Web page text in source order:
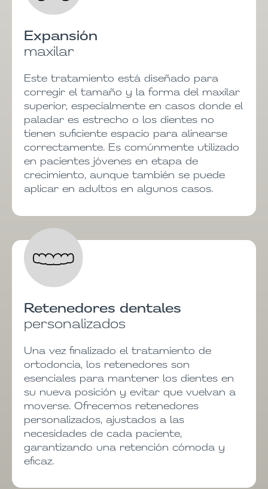
Expansión
maxilar
Este tratamiento está diseñado para
corregir el tamaño y la forma del maxilar
superior, especialmente en casos donde el
paladar es estrecho o los dientes no
tienen suficiente espacio para alinearse
correctamente. Es comúnmente utilizado
en pacientes jóvenes en etapa de
crecimiento, aunque también se puede
aplicar en adultos en algunos casos.
Retenedores dentales
personalizados
Una vez finalizado el tratamiento de
ortodoncia, los retenedores son
esenciales para mantener los dientes en
su nueva posición y evitar que vuelvan a
moverse. Ofrecemos retenedores
personalizados, ajustados a las
necesidades de cada paciente,
garantizando una retención cómoda y
eficaz.